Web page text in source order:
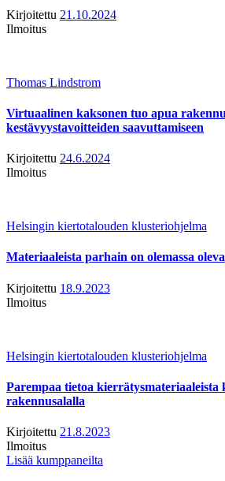
Kirjoitettu 21.10.2024
Ilmoitus
Thomas Lindstrom
Virtuaalinen kaksonen tuo apua
kestävyystavoitteiden saavuttamiseen
Kirjoitettu 24.6.2024
Ilmoitus
Helsingin kiertotalouden klusteriohjelma
Materiaaleista parhain on olemassa oleva
Kirjoitettu 18.9.2023
Ilmoitus
Helsingin kiertotalouden klusteriohjelma
Parempaa tietoa kierrätysmateriaaleista
rakennusalalla
Kirjoitettu 21.8.2023
Ilmoitus
Lisää kumppaneilta